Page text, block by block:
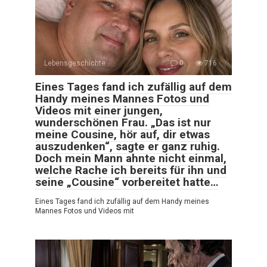
Lebensgeschichte 0 716
Eines Tages fand ich zufällig auf dem
Handy meines Mannes Fotos und
Videos mit einer jungen,
wunderschönen Frau. „Das ist nur
meine Cousine, hör auf, dir etwas
auszudenken“, sagte er ganz ruhig.
Doch mein Mann ahnte nicht einmal,
welche Rache ich bereits für ihn und
seine „Cousine“ vorbereitet hatte…
Eines Tages fand ich zufällig auf dem Handy meines
Mannes Fotos und Videos mit